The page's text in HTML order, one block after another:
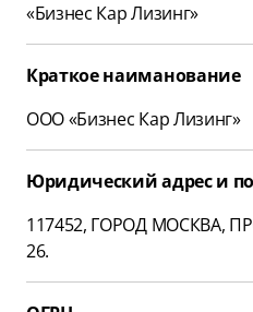
«Бизнес Кар Лизинг»
Краткое наиманование
ООО «Бизнес Кар Лизинг»
Юридический адрес и
117452, ГОРОД МОСКВА,
26.